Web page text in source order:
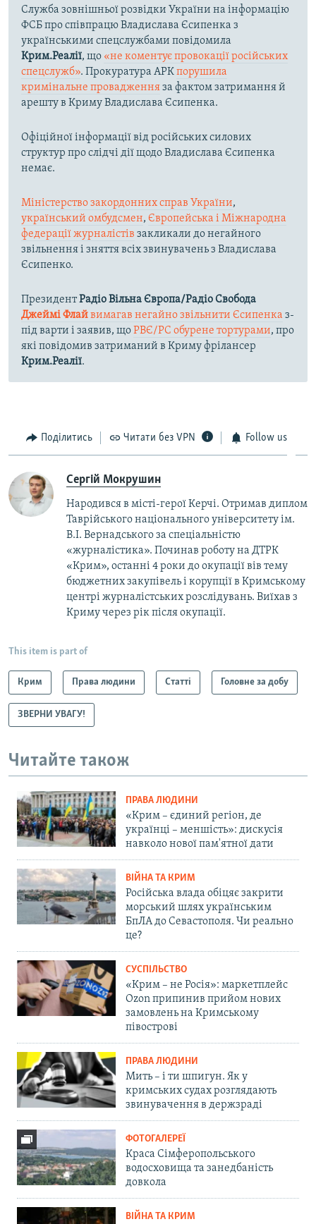
Служба зовнішньої розвідки України на інформацію
ФСБ про співпрацю Владислава Єсипенка з
українськими спецслужбами повідомила
Крим.Реалії, що «не коментує провокації російських
спецслужб». Прокуратура АРКпорушила
кримінальне провадженняза фактом затримання й
арешту в Криму Владислава Єсипенка.
Офіційної інформації від російських силових
структур про слідчі дії щодо Владислава Єсипенка
немає.
Міністерство закордонних справ України,
український омбудсмен, Європейська і Міжнародна
федерації журналістів закликали до негайного
звільнення і зняття всіх звинувачень з Владислава
Єсипенко.
ПрезидентРадіо Вільна Європа/Радіо Свобода
Джеймі Флайвимагав негайно звільнити Єсипенка з-
під варти і заявив, щоРВЄ/РС обурене тортурами, про
які повідомив затриманий в Криму фрілансер
Крим.Реалії.
Поділитись Читати без VPN Follow us
Сергій Мокрушин
Народився в місті-герої Керчі. Отримав диплом
Таврійського національного університету ім.
В.І. Вернадського за спеціальністю
«журналістика». Починав роботу на ДТРК
«Крим», останні 4 роки до окупації вів тему
бюджетних закупівель і корупції в Кримському
центрі журналістських розслідувань. Виїхав з
Криму через рік після окупації.
This item is part of
Крим Права людини Статті Головне за добу
ЗВЕРНИ УВАГУ!
Читайте також
ПРАВА ЛЮДИНИ
«Крим – єдиний регіон, де
українці – меншість»: дискусія
навколо нової пам'ятної дати
ВІЙНА ТА КРИМ
Російська влада обіцяє закрити
морський шлях українським
БпЛА до Севастополя. Чи реально
це?
СУСПІЛЬСТВО
«Крим – не Росія»: маркетплейс
Ozon припинив прийом нових
замовлень на Кримському
півострові
ПРАВА ЛЮДИНИ
Мить – і ти шпигун. Як у
кримських судах розглядають
звинувачення в держзраді
ФОТОГАЛЕРЕЇ
Краса Сімферопольського
водосховища та занедбаність
довкола
ВІЙНА ТА КРИМ